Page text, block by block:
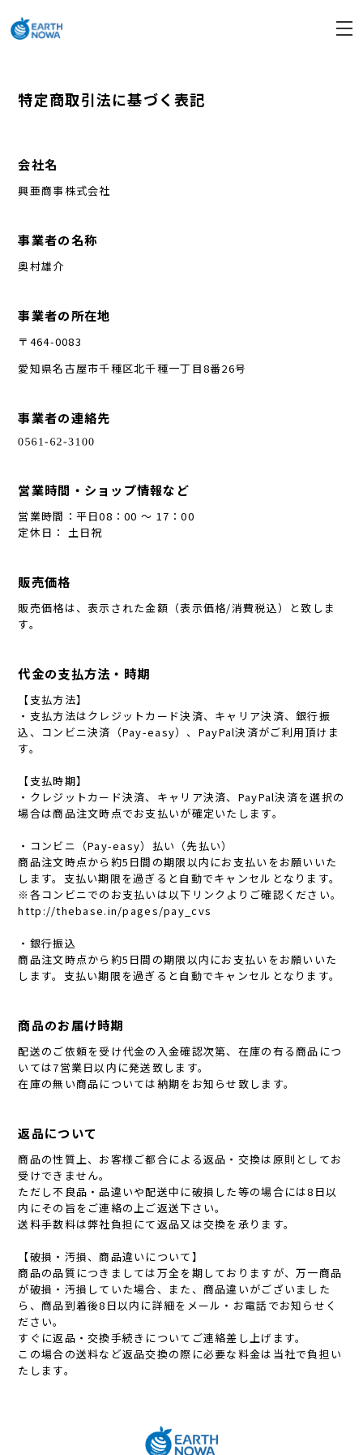
特定商取引法に基づく表記
会社名
興亜商事株式会社
事業者の名称
奥村雄介
事業者の所在地
〒464-0083
愛知県名古屋市千種区北千種一丁目8番26号
事業者の連絡先
営業時間・ショップ情報など
営業時間：平日08：00 ～ 17：00
定休日： 土日祝
販売価格
販売価格は、表示された金額（表示価格/消費税込）と致しま
す。
代金の支払方法・時期
【支払方法】
・支払方法はクレジットカード決済、キャリア決済、銀行振
込、コンビニ決済（Pay-easy）、PayPal決済がご利用頂けま
す。
【支払時期】
・クレジットカード決済、キャリア決済、PayPal決済を選択の
場合は商品注文時点でお支払いが確定いたします。
・コンビニ（Pay-easy）払い（先払い）
商品注文時点から約5日間の期限以内にお支払いをお願いいた
します。支払い期限を過ぎると自動でキャンセルとなります。
※各コンビニでのお支払いは以下リンクよりご確認ください。
http://thebase.in/pages/pay_cvs
・銀行振込
商品注文時点から約5日間の期限以内にお支払いをお願いいた
します。支払い期限を過ぎると自動でキャンセルとなります。
商品のお届け時期
配送のご依頼を受け代金の入金確認次第、在庫の有る商品につ
いては7営業日以内に発送致します。
在庫の無い商品については納期をお知らせ致します。
返品について
商品の性質上、お客様ご都合による返品・交換は原則としてお
受けできません。
ただし不良品・品違いや配送中に破損した等の場合には8日以
内にその旨をご連絡の上ご返送下さい。
送料手数料は弊社負担にて返品又は交換を承ります。
【破損・汚損、商品違いについて】
商品の品質につきましては万全を期しておりますが、万一商品
が破損・汚損していた場合、また、商品違いがございました
ら、商品到着後8日以内に詳細をメール・お電話でお知らせく
ださい。
すぐに返品・交換手続きについてご連絡差し上げます。
この場合の送料など返品交換の際に必要な料金は当社で負担い
たします。